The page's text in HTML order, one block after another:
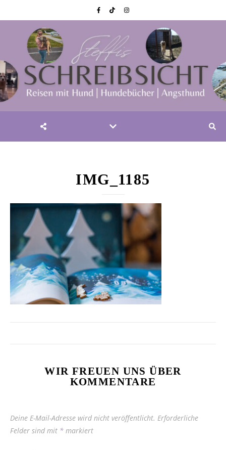
IMG_1185
WIR FREUEN UNS ÜBER
KOMMENTARE
Deine E-Mail-Adresse wird nicht veröffentlicht. Erforderliche
Felder sind mit * markiert